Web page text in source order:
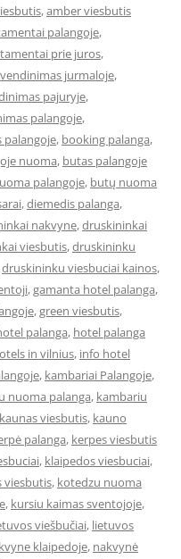
,amber viesbutis
palangoje,
prie juros,
jurmaloje,
pajuryje,
palangoje,
palangoje, booking palanga,
nuoma, butas palangoje
palangoje, butų nuoma
,diemedis palanga,
nakvyne,druskininkai
viesbutis,druskininku
druskininku viesbuciai kainos,
,gamanta hotel palanga,
,green viesbutis,
palanga, hotel palanga
in vilnius, info hotel
, kambariai Palangoje,
nuoma palanga, kambariu
kaunas viesbutis, kauno
palanga, kerpes viesbutis
, klaipedos viesbuciai,
viesbutis, kotedzu nuoma
, kursiu kaimas sventojoje,
viešbučiai, lietuvos
klaipedoje, nakvynė